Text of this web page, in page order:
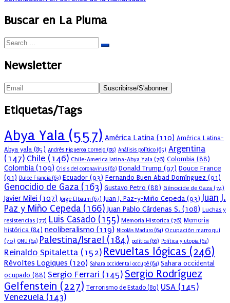
Buscar en La Pluma
Newsletter
Etiquetas/Tags
Abya Yala (557) América Latina (110) América Latina-
Abya yala (85) Andrés Figueroa Cornejo (68) Análisis político (65) Argentina
(147) Chile (146) Chile-America latina-Abya Yala (76) Colombia (88)
Colombia(109) Crisis del coronavirus (62) Donald Trump (97) Douce France
(91) Dulce Francia (63) Ecuador (93) Fernando Buen Abad Domínguez (91)
Genocidio de Gaza (163) Gustavo Petro (88) Génocide de Gaza (74)
Javier Milei (107) Jorge Elbaum (67) Juan J. Paz-y-Miño Cepeda (93) Juan J.
Paz y Miño Cepeda (166) Juan Pablo Cárdenas S. (108) Luchas y
resistencias (77) Luis Casado (155) Memoria Historica (76) Memoria
histórica (84) neoliberalismo (119) Nicolás Maduro (64) Ocupación marroquí
(70) ONU (64) Palestina/Israel (184) política (66) Política y utopia (62)
Reinaldo Spitaletta (152) Revueltas lógicas (246)
Révoltes Logiques (120) Sahara occidental occupé (64) Sahara occidental
ocupado (88) Sergio Ferrari (145) Sergio Rodríguez
Gelfenstein (227) Terrorismo de Estado (80) USA (145)
Venezuela (143)